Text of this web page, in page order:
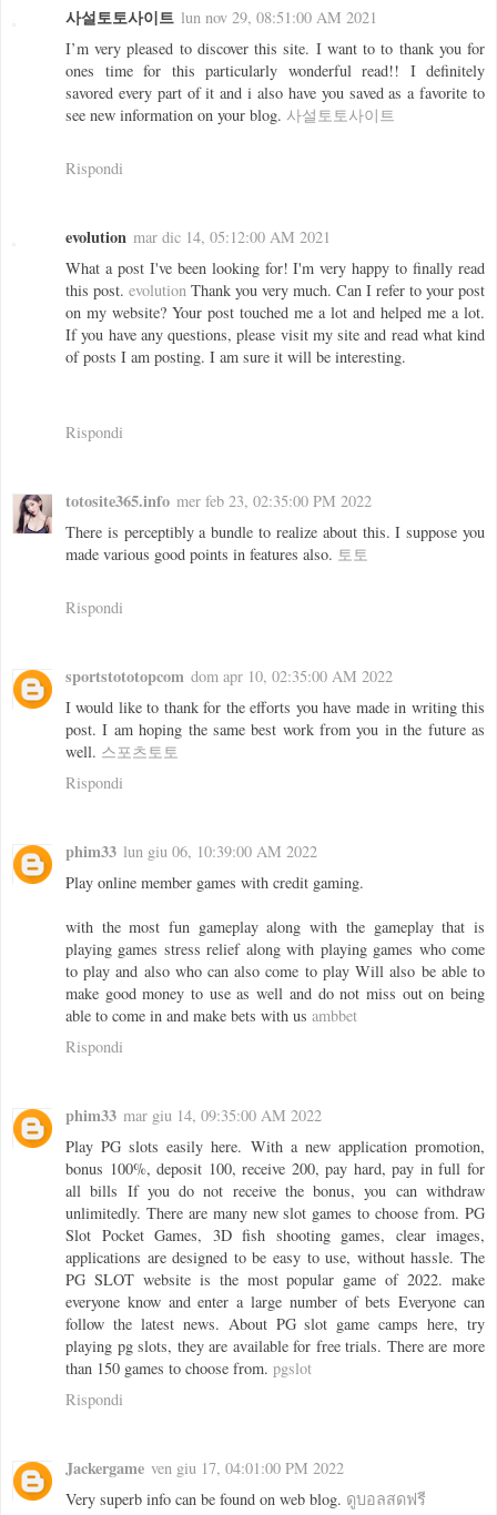
사설토토사이트 lun nov 29, 08:51:00 AM 2021
I’m very pleased to discover this site. I want to to thank you for
ones time for this particularly wonderful read!! I definitely
savored every part of it and i also have you saved as a favorite to
see new information on your blog. 사설토토사이트
Rispondi
evolution mar dic 14, 05:12:00 AM 2021
What a post I've been looking for! I'm very happy to finally read
this post. evolution Thank you very much. Can I refer to your post
on my website? Your post touched me a lot and helped me a lot.
If you have any questions, please visit my site and read what kind
of posts I am posting. I am sure it will be interesting.
Rispondi
totosite365.info mer feb 23, 02:35:00 PM 2022
There is perceptibly a bundle to realize about this. I suppose you
made various good points in features also. 토토
Rispondi
sportstototopcom dom apr 10, 02:35:00 AM 2022
I would like to thank for the efforts you have made in writing this
post. I am hoping the same best work from you in the future as
well. 스포츠토토
Rispondi
phim33 lun giu 06, 10:39:00 AM 2022
Play online member games with credit gaming.
with the most fun gameplay along with the gameplay that is
playing games stress relief along with playing games who come
to play and also who can also come to play Will also be able to
make good money to use as well and do not miss out on being
able to come in and make bets with us ambbet
Rispondi
phim33 mar giu 14, 09:35:00 AM 2022
Play PG slots easily here. With a new application promotion,
bonus 100%, deposit 100, receive 200, pay hard, pay in full for
all bills If you do not receive the bonus, you can withdraw
unlimitedly. There are many new slot games to choose from. PG
Slot Pocket Games, 3D fish shooting games, clear images,
applications are designed to be easy to use, without hassle. The
PG SLOT website is the most popular game of 2022. make
everyone know and enter a large number of bets Everyone can
follow the latest news. About PG slot game camps here, try
playing pg slots, they are available for free trials. There are more
than 150 games to choose from. pgslot
Rispondi
Jackergame ven giu 17, 04:01:00 PM 2022
Very superb info can be found on web blog. ดูบอลสดฟรี